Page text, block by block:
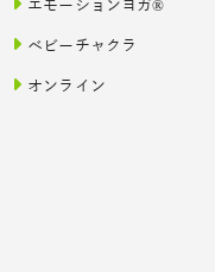
エモーションヨガ®
ベビーチャクラ
オンライン